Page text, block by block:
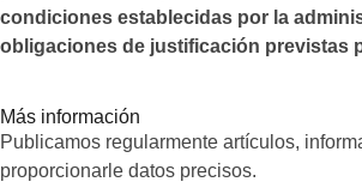
condiciones establecidas por la
obligaciones de justificación previstas
Más información
Publicamos regularmente artículos,
proporcionarle datos precisos.